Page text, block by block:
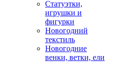
Статуэтки,
игрушки и
фигурки
Новогодний
текстиль
Новогодние
венки, ветки, ели